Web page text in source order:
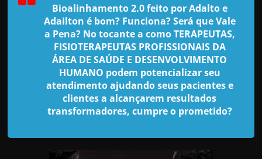
a
Bioalinhamento 2.0 feito por Adalto e
Adailton é bom? Funciona? Será que Vale
a Pena? No tocante a como TERAPEUTAS,
FISIOTERAPEUTAS PROFISSIONAIS DA
ÁREA DE SAÚDE E DESENVOLVIMENTO
HUMANO podem potencializar seu
atendimento ajudando seus pacientes e
clientes a alcançarem resultados
transformadores, cumpre o prometido?